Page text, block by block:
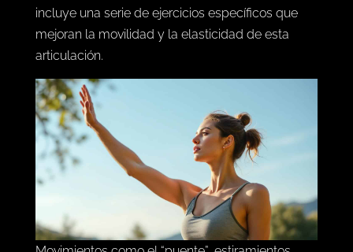
incluye una serie de ejercicios específicos que
mejoran la movilidad y la elasticidad de esta
articulación.